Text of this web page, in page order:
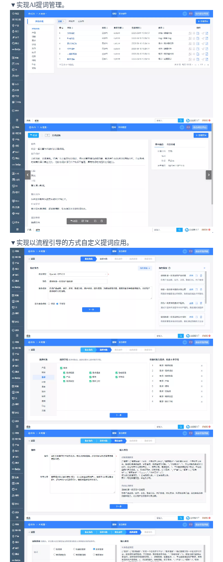
▼ 实现AI提词管理。
▼ 实现以流程引导的方式自定义提词应用。